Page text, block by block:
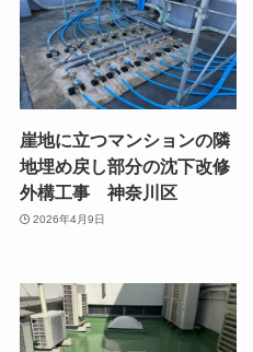
崖地に立つマンションの隣
地埋め戻し部分の沈下改修
外構工事 神奈川区
2026年4月9日